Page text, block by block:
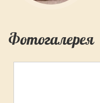
Фотогалерея